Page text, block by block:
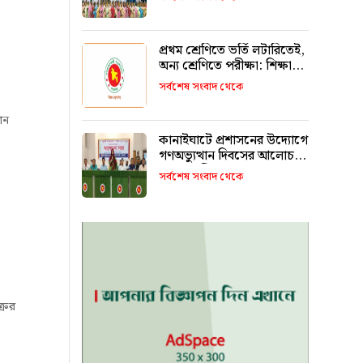
রাখবে : কয়েস লোদী
প্রথম শ্রেণিতে ভর্তি লটারিতেই,
অন্য শ্রেণিতে পরীক্ষা: শিক্ষা
মন্ত্রণালয়
সর্বশেষ সংবাদ থেকে
কানাইঘাটে প্রশাসনের উদ্যোগে
গণঅভ্যুত্থান দিবসের আলোচনা
সভা অনুষ্ঠিত
সর্বশেষ সংবাদ থেকে